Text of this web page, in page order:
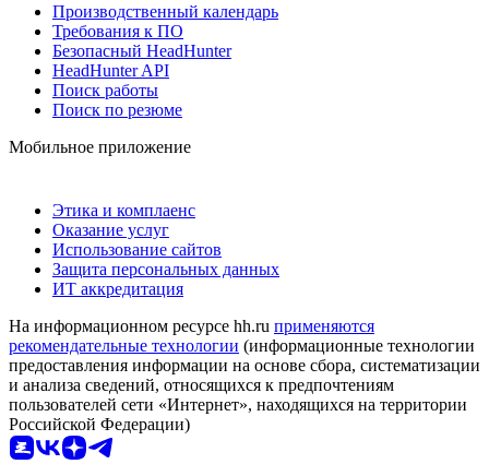
Производственный календарь
Требования к ПО
Безопасный HeadHunter
HeadHunter API
Поиск работы
Поиск по резюме
Мобильное приложение
Этика и комплаенс
Оказание услуг
Использование сайтов
Защита персональных данных
ИТ аккредитация
На информационном ресурсе hh.ru применяются
рекомендательные технологии (информационные технологии
предоставления информации на основе сбора, систематизации
и анализа сведений, относящихся к предпочтениям
пользователей сети «Интернет», находящихся на территории
Российской Федерации)